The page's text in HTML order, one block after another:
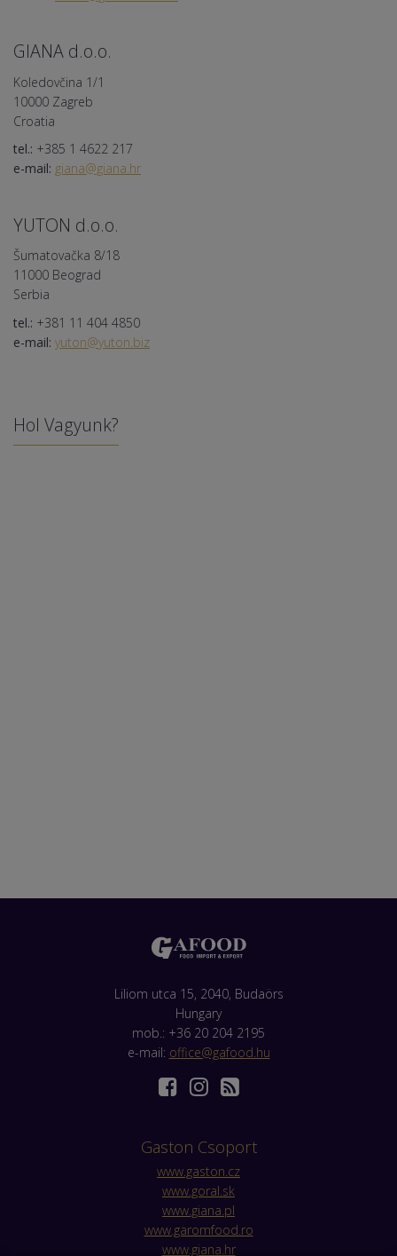
GIANA d.o.o.
Koledovčina 1/1
10000 Zagreb
Croatia
tel.: +385 1 4622 217
e-mail: giana@giana.hr
YUTON d.o.o.
Šumatovačka 8/18
11000 Beograd
Serbia
tel.: +381 11 404 4850
e-mail: yuton@yuton.biz
Hol Vagyunk?
Liliom utca 15, 2040, Budaörs
Hungary
mob.: +36 20 204 2195
e-mail: office@gafood.hu
Gaston Csoport
www.gaston.cz
www.goral.sk
www.giana.pl
www.garomfood.ro
www.giana.hr